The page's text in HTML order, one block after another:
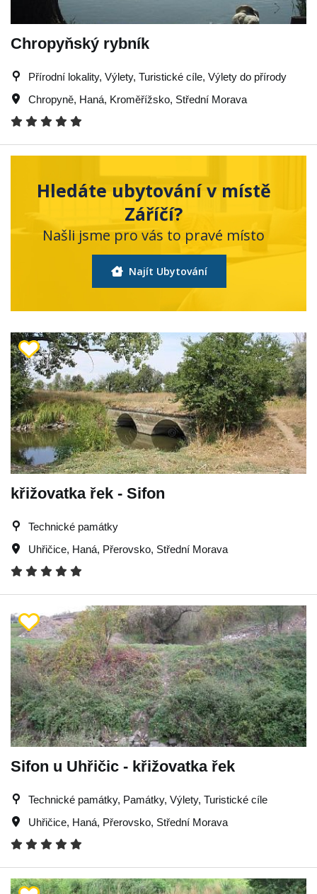
Chropyňský rybník
Přírodní lokality, Výlety, Turistické cíle, Výlety do přírody
Chropyně, Haná, Kroměřížsko, Střední Morava
Hledáte ubytování v místě
Záříčí?
Našli jsme pro vás to pravé místo
Najít Ubytování
křižovatka řek - Sifon
Technické památky
Uhřičice, Haná, Přerovsko, Střední Morava
Sifon u Uhřičic - křižovatka řek
Technické památky, Památky, Výlety, Turistické cíle
Uhřičice, Haná, Přerovsko, Střední Morava